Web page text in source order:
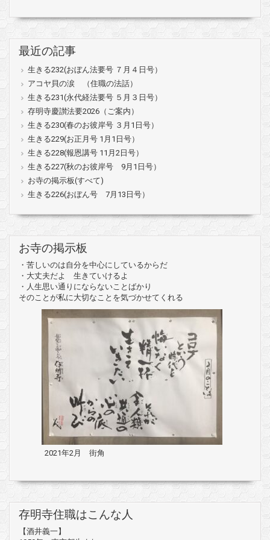
最近の記事
生きる232(おぼん法要号 ７月４日号）
アコヤ貝の涙 （住職の法話）
生きる231(永代経法要号 ５月３日号）
存明寺慶讃法要2026（ご案内）
生きる230(春のお彼岸号 ３月1日号）
生きる229(お正月号 1月1日号）
生きる228(報恩講号 11月2日号）
生きる227(秋のお彼岸号 9月1日号）
お寺の掲示板(すべて)
生きる226(おぼん号 7月13日号）
お寺の掲示板
・苦しいのは自分を中心にしているからだ
・大丈夫だよ 生きていけるよ
・人生思い通りにならないことばかり
そのことが私に大切なことを気づかせてくれる
2021年2月 街角
存明寺住職はこんな人
【酒井義一】